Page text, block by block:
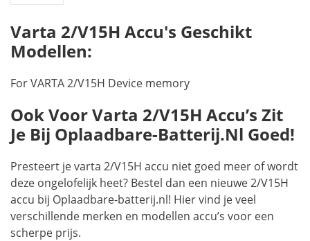
Varta 2/V15H Accu's Geschikt
Modellen:
For VARTA 2/V15H Device memory
Ook Voor Varta 2/V15H Accu’s Zit
Je Bij Oplaadbare-Batterij.nl Goed!
Presteert je varta 2/V15H accu niet goed meer of wordt
deze ongelofelijk heet? Bestel dan een nieuwe 2/V15H
accu bij Oplaadbare-batterij.nl! Hier vind je veel
verschillende merken en modellen accu’s voor een
scherpe prijs.